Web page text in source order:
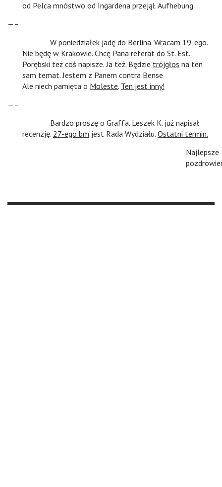
od Pelca mnóstwo od Ingardena przejął. Aufhebung….
—–
W poniedziałek jadę do Berlina. Wracam 19-ego.
Nie będę w Krakowie. Chcę Pana referat do St. Est.
Porębski też coś napisze. Ja też. Będzie trójgłos na ten
sam temat. Jestem z Panem contra Bense
Ale niech pamięta o Moleste. Ten jest inny!
—–
Bardzo proszę o Graffa. Leszek K. już napisał
recenzję. 27-ego bm jest Rada Wydziału. Ostatni termin.
Najlepsze